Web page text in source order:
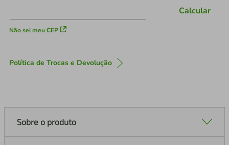
Não sei meu CEP
Calcular
Política de Trocas e Devolução
Sobre o produto